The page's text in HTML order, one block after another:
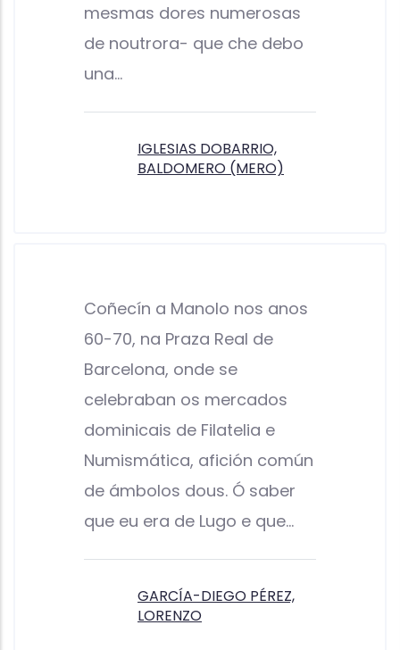
mesmas dores numerosas
de noutrora- que che debo
una…
IGLESIAS DOBARRIO,
BALDOMERO (MERO)
Coñecín a Manolo nos anos
60-70, na Praza Real de
Barcelona, onde se
celebraban os mercados
dominicais de Filatelia e
Numismática, afición común
de ámbolos dous. Ó saber
que eu era de Lugo e que…
GARCÍA-DIEGO PÉREZ,
LORENZO